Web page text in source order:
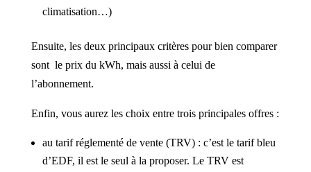
climatisation…)
Ensuite, les deux principaux critères pour bien comparer
sont le prix du kWh, mais aussi à celui de
l’abonnement.
Enfin, vous aurez les choix entre trois principales offres :
au tarif réglementé de vente (TRV) : c’est le tarif bleu
d’EDF, il est le seul à la proposer. Le TRV est